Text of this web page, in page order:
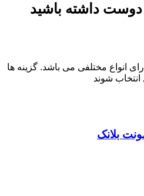
داشته باشید
انواع مختلفی می باشد. گزینه ها
شوند